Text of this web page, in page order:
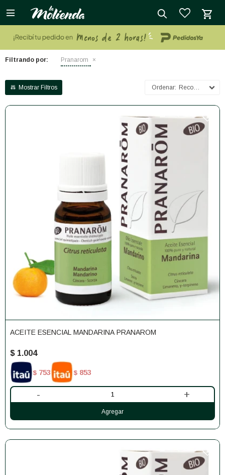

Filtrando por: Pranarom
Recomendados
ACEITE ESENCIAL MANDARINA PRANAROM
$ 1.004
$ 753 $ 853
- +